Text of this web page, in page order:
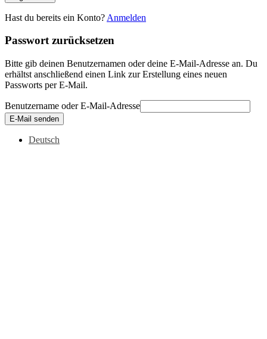
Hast du bereits ein Konto? Anmelden
Passwort zurücksetzen
Bitte gib deinen Benutzernamen oder deine E-Mail-Adresse an. Du
erhältst anschließend einen Link zur Erstellung eines neuen
Passworts per E-Mail.
Benutzername oder E-Mail-Adresse
E-Mail senden
Deutsch